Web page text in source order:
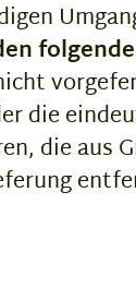
die
die aus